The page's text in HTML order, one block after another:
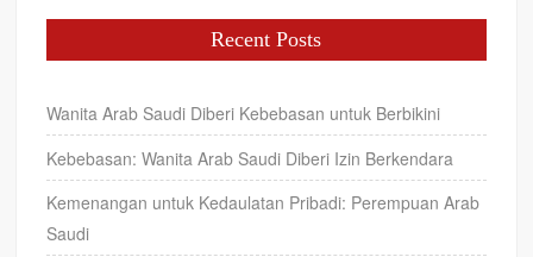
Recent Posts
Wanita Arab Saudi Diberi Kebebasan untuk Berbikini
Kebebasan: Wanita Arab Saudi Diberi Izin Berkendara
Kemenangan untuk Kedaulatan Pribadi: Perempuan Arab
Saudi